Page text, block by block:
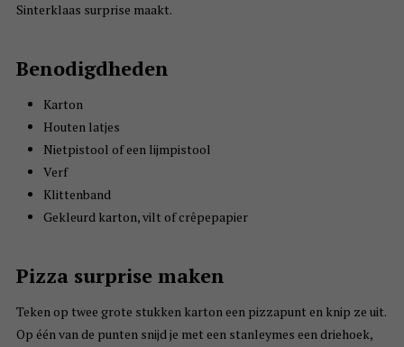
Sinterklaas surprise maakt.
Benodigdheden
Karton
Houten latjes
Nietpistool of een lijmpistool
Verf
Klittenband
Gekleurd karton, vilt of crêpepapier
Pizza surprise maken
Teken op twee grote stukken karton een pizzapunt en knip ze uit.
Op één van de punten snijd je met een stanleymes een driehoek,